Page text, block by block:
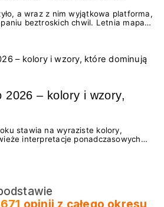
a wraz z nim wyjątkowa platforma,
beztroskich chwil. Letnia mapa
spontanicznych wyjazdów, przez
eksplorowanie i kolekcjonowanie
przygotowaliśmy coś absolutnie
z wakacje.pl oraz dawkę
2026 – kolory i wzory,
stawia na wyraziste kolory,
interpretacje ponadczasowych
inspirowanych wakacjami, jak
swojego manicure!